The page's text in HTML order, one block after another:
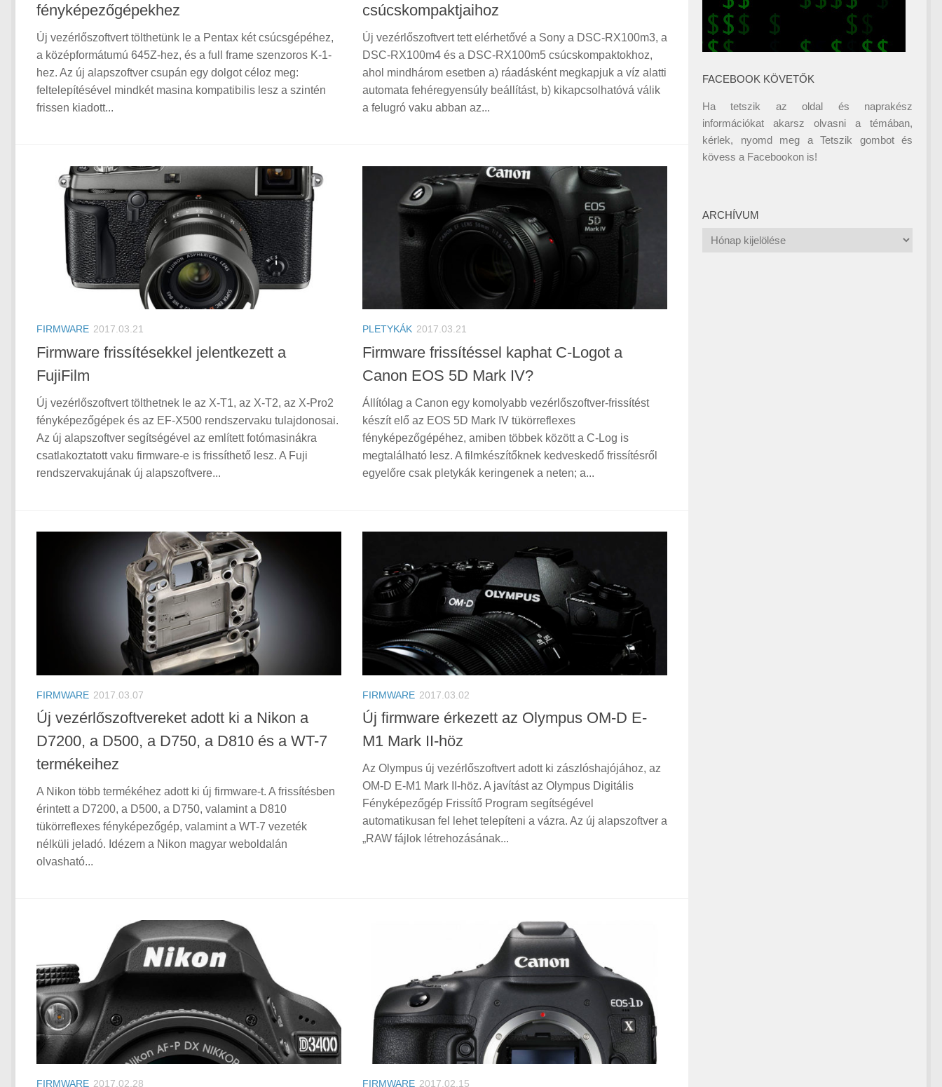
fényképezőgépekhez
Új vezérlőszoftvert tölthetünk le a Pentax két csúcsgépéhez,
a középformátumú 645Z-hez, és a full frame szenzoros K-1-
hez. Az új alapszoftver csupán egy dolgot céloz meg:
feltelepítésével mindkét masina kompatibilis lesz a szintén
frissen kiadott...
csúcskompaktjaihoz
Új vezérlőszoftvert tett elérhetővé a Sony a DSC-RX100m3, a
DSC-RX100m4 és a DSC-RX100m5 csúcskompaktokhoz,
ahol mindhárom esetben a) ráadásként megkapjuk a víz alatti
automata fehéregyensúly beállítást, b) kikapcsolhatóvá válik
a felugró vaku abban az...
FIRMWARE 2017.03.21
Firmware frissítésekkel jelentkezett a
FujiFilm
Új vezérlőszoftvert tölthetnek le az X-T1, az X-T2, az X-Pro2
fényképezőgépek és az EF-X500 rendszervaku tulajdonosai.
Az új alapszoftver segítségével az említett fotómasinákra
csatlakoztatott vaku firmware-e is frissíthető lesz. A Fuji
rendszervakujának új alapszoftvere...
PLETYKÁK 2017.03.21
Firmware frissítéssel kaphat C-Logot a
Canon EOS 5D Mark IV?
Állítólag a Canon egy komolyabb vezérlőszoftver-frissítést
készít elő az EOS 5D Mark IV tükörreflexes
fényképezőgépéhez, amiben többek között a C-Log is
megtalálható lesz. A filmkészítőknek kedveskedő frissítésről
egyelőre csak pletykák keringenek a neten; a...
FIRMWARE 2017.03.07
Új vezérlőszoftvereket adott ki a Nikon a
D7200, a D500, a D750, a D810 és a WT-7
termékeihez
A Nikon több termékéhez adott ki új firmware-t. A frissítésben
érintett a D7200, a D500, a D750, valamint a D810
tükörreflexes fényképezőgép, valamint a WT-7 vezeték
nélküli jeladó. Idézem a Nikon magyar weboldalán
olvasható...
FIRMWARE 2017.03.02
Új firmware érkezett az Olympus OM-D E-
M1 Mark II-höz
Az Olympus új vezérlőszoftvert adott ki zászlóshajójához, az
OM-D E-M1 Mark II-höz. A javítást az Olympus Digitális
Fényképezőgép Frissítő Program segítségével
automatikusan fel lehet telepíteni a vázra. Az új alapszoftver a
„RAW fájlok létrehozásának...
FIRMWARE 2017.02.28 FIRMWARE 2017.02.15
FACEBOOK KÖVETŐK
Ha tetszik az oldal és naprakész
információkat akarsz olvasni a témában,
kérlek, nyomd meg a Tetszik gombot és
kövess a Facebookon is!
ARCHÍVUM
Archívum